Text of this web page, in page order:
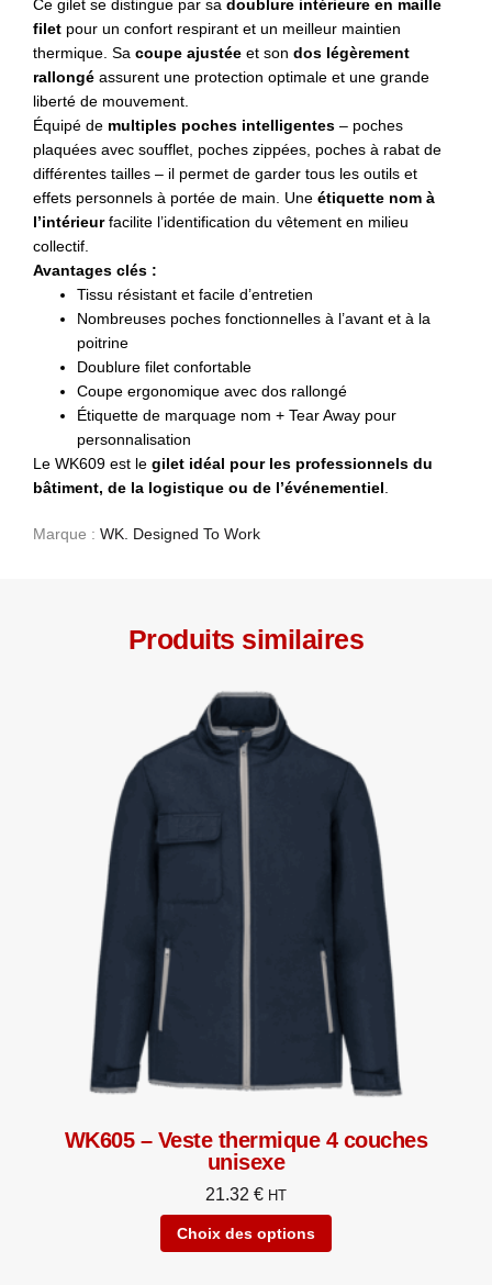
Ce gilet se distingue par sa doublure intérieure en maille
filet pour un confort respirant et un meilleur maintien
thermique. Sa coupe ajustée et son dos légèrement
rallongé assurent une protection optimale et une grande
liberté de mouvement.
Équipé de multiples poches intelligentes – poches
plaquées avec soufflet, poches zippées, poches à rabat de
différentes tailles – il permet de garder tous les outils et
effets personnels à portée de main. Une étiquette nom à
l’intérieurfacilite l’identification du vêtement en milieu
collectif.
Avantages clés :
Tissu résistant et facile d’entretien
Nombreuses poches fonctionnelles à l’avant et à la
poitrine
Doublure filet confortable
Coupe ergonomique avec dos rallongé
Étiquette de marquage nom + Tear Away pour
personnalisation
Le WK609 est le gilet idéal pour les professionnels du
bâtiment, de la logistique ou de l’événementiel
Marque : WK. Designed To Work
Produits similaires
WK605 – Veste thermique 4 couches
unisexe
21.32 € HT
Choix des options